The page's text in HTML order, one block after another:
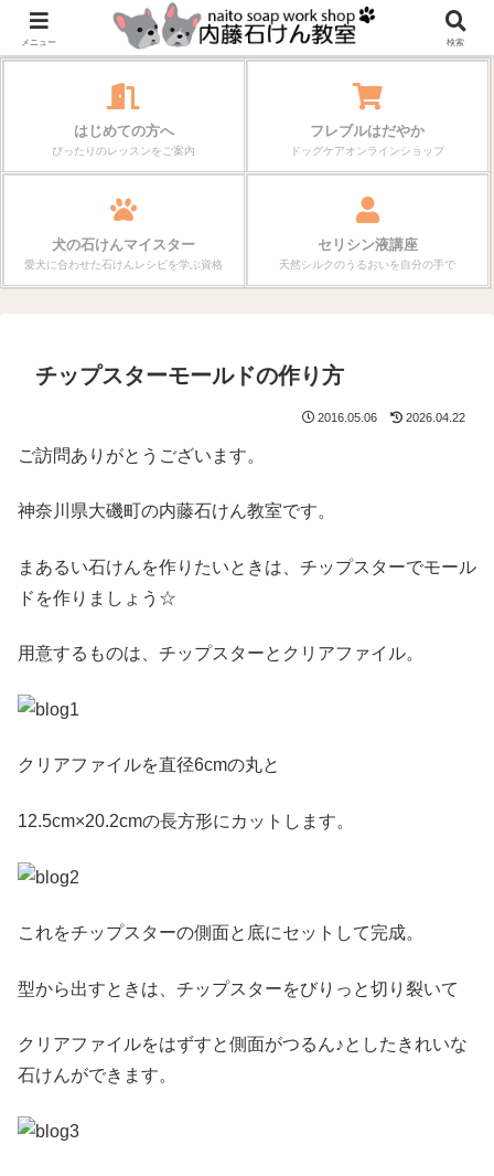
作る楽しさが、毎日の暮らしを変えていく。
はじめての方へ
ぴったりのレッスンをご案内
フレブルはだやか
ドッグケアオンラインショップ
犬の石けんマイスター
愛犬に合わせた石けんレシピを学ぶ資格
セリシン液講座
天然シルクのうるおいを自分の手で
チップスターモールドの作り方
2016.05.06 2026.04.22
ご訪問ありがとうございます。
神奈川県大磯町の内藤石けん教室です。
まあるい石けんを作りたいときは、チップスターでモール
ドを作りましょう☆
用意するものは、チップスターとクリアファイル。
クリアファイルを直径6cmの丸と
12.5cm×20.2cmの長方形にカットします。
これをチップスターの側面と底にセットして完成。
型から出すときは、チップスターをびりっと切り裂いて
クリアファイルをはずすと側面がつるん♪としたきれいな
石けんができます。
メニュー 検索